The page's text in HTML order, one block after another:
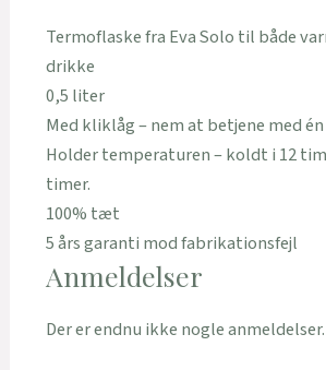
Termoflaske fra Eva Solo til både
drikke
0,5 liter
Med kliklåg – nem at betjene med
Holder temperaturen – koldt i 12
timer.
100% tæt
5 års garanti mod fabrikationsfejl
Anmeldelser
Der er endnu ikke nogle anmeldelser.